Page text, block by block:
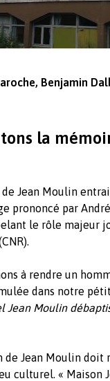
Benjamin
la
Jean Moulin
prononcé par
le rôle majeur
à rendre un
dans notre
Jean Moulin
Jean Moulin doit
culturel. « Maison